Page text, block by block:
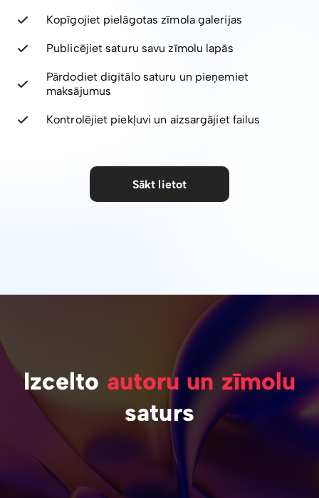
Kopīgojiet pielāgotas zīmola galerijas
Publicējiet saturu savu zīmolu lapās
Pārdodiet digitālo saturu un pieņemiet
maksājumus
Kontrolējiet piekļuvi un aizsargājiet failus
Sākt lietot
Izcelto autoru un zīmolu
saturs